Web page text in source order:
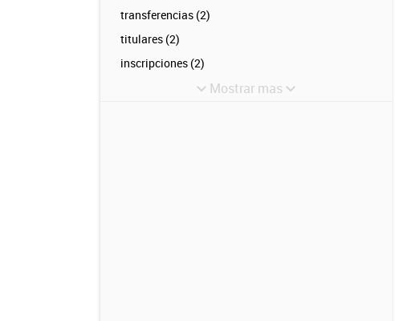
transferencias (2)
titulares (2)
inscripciones (2)
Mostrar mas